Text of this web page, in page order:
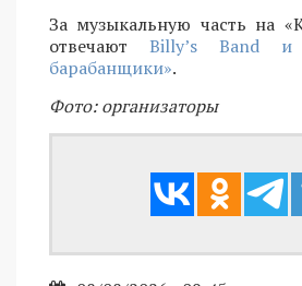
За музыкальную часть на
отвечают Billy’s Band и
барабанщики».
Фото: организаторы